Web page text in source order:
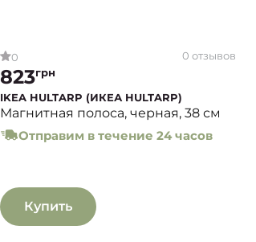
0 0 отзывов
823грн
IKEA HULTARP (ИКЕА HULTARP)
Магнитная полоса, черная, 38 см
Отправим в течение 24 часов
Купить